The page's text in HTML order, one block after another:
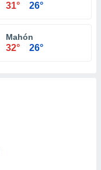
31° 26°
Mahón
32° 26°